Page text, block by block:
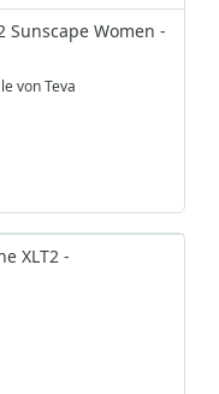
Sunscape Women -
von Teva
XLT2 -